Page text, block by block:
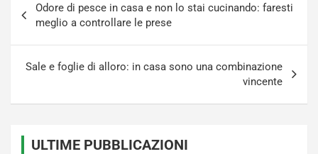
articoli
Odore di pesce in casa e non lo stai cucinando: faresti
meglio a controllare le prese
Sale e foglie di alloro: in casa sono una combinazione
vincente
ULTIME PUBBLICAZIONI